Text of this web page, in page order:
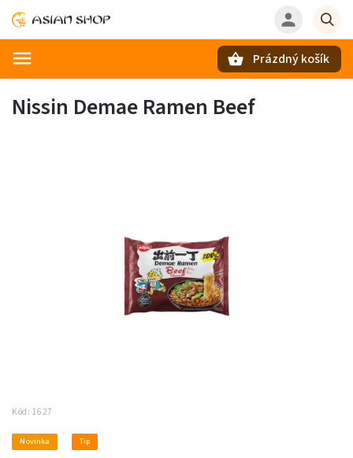
Prázdný košík
Nissin Demae Ramen Beef
Kód: 1627
Novinka Tip